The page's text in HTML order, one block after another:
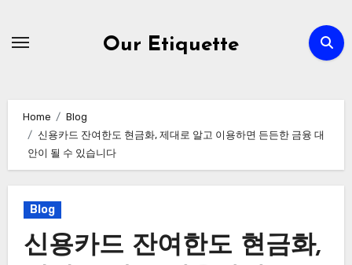
Our Etiquette
Home
Blog
신용카드 잔여한도 현금화, 제대로 알고 이용하면 든든한 금융 대
안이 될 수 있습니다
Blog
신용카드 잔여한도 현금화,